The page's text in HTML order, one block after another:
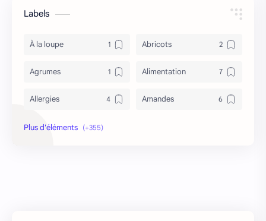
Labels
À la loupe Abricots
Agrumes Alimentation
Allergies Amandes
Anémie